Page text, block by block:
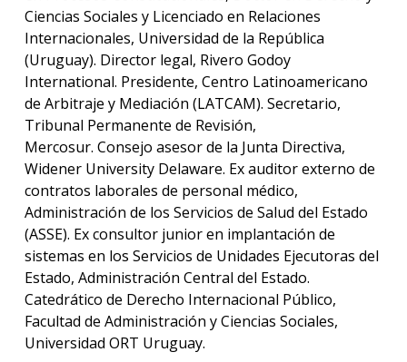
Ciencias Sociales y Licenciado en Relaciones
Internacionales, Universidad de la República
(Uruguay). Director legal, Rivero Godoy
International. Presidente, Centro Latinoamericano
de Arbitraje y Mediación (LATCAM). Secretario,
Tribunal Permanente de Revisión,
Mercosur. Consejo asesor de la Junta Directiva,
Widener University Delaware. Ex auditor externo de
contratos laborales de personal médico,
Administración de los Servicios de Salud del Estado
(ASSE). Ex consultor junior en implantación de
sistemas en los Servicios de Unidades Ejecutoras del
Estado, Administración Central del Estado.
Catedrático de Derecho Internacional Público,
Facultad de Administración y Ciencias Sociales,
Universidad ORT Uruguay.